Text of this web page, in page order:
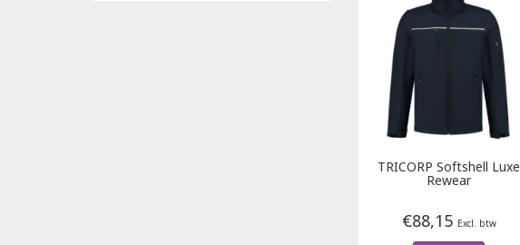
TRICORP Softshell Luxe
Rewear
€88,15 Excl. btw